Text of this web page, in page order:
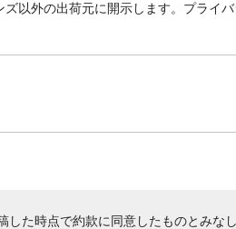
以外の出荷元に開示します。プライ
した時点で約款に同意したものとみなし